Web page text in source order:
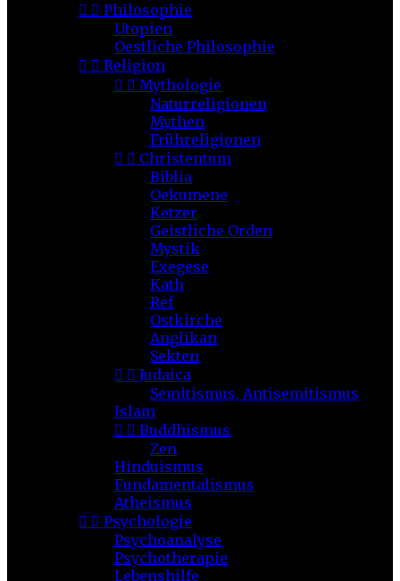
  Philosophie
Utopien
Oestliche Philosophie
  Religion
  Mythologie
Naturreligionen
Mythen
Frühreligionen
  Christentum
Biblia
Oekumene
Ketzer
Geistliche Orden
Mystik
Exegese
Kath
Ref
Ostkirche
Anglikan
Sekten
  Judaica
Semitismus, Antisemitismus
Islam
  Buddhismus
Zen
Hinduismus
Fundamentalismus
Atheismus
  Psychologie
Psychoanalyse
Psychotherapie
Lebenshilfe